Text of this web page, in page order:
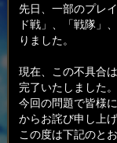
先日、一部のプレ
ド戦」、「戦隊」
りました。
現在、この不具合
完了いたしました。
今回の問題で皆様
からお詫び申し上げ
この度は下記のと